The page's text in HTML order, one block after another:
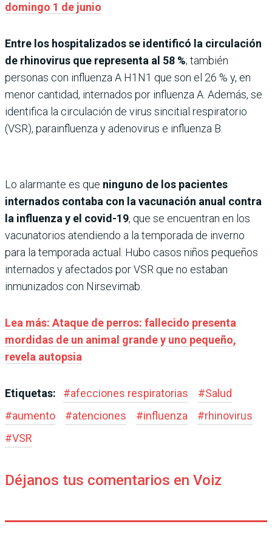
domingo 1 de junio
Entre los hospitalizados se identificó la circulación
de rhinovirus que representa al 58 %; también
personas con influenza A H1N1 que son el 26 % y, en
menor cantidad, internados por influenza A. Además, se
identifica la circulación de virus sincitial respiratorio
(VSR), parainfluenza y adenovirus e influenza B.
Lo alarmante es que ninguno de los pacientes
internados contaba con la vacunación anual contra
la influenza y el covid-19, que se encuentran en los
vacunatorios atendiendo a la temporada de inverno
para la temporada actual. Hubo casos niños pequeños
internados y afectados por VSR que no estaban
inmunizados con Nirsevimab.
Lea más: Ataque de perros: fallecido presenta
mordidas de un animal grande y uno pequeño,
revela autopsia
Etiquetas: #afecciones respiratorias #Salud
#aumento #atenciones #influenza #rhinovirus
#VSR
Déjanos tus comentarios en Voiz